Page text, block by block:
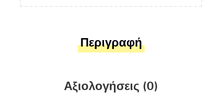
Περιγραφή
Αξιολογήσεις (0)